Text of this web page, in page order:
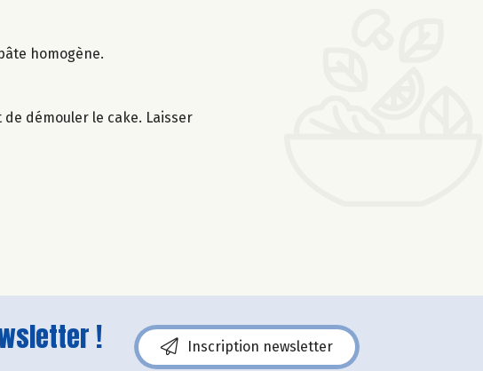
homogène.
démouler le cake. Laisser
! Inscription newsletter